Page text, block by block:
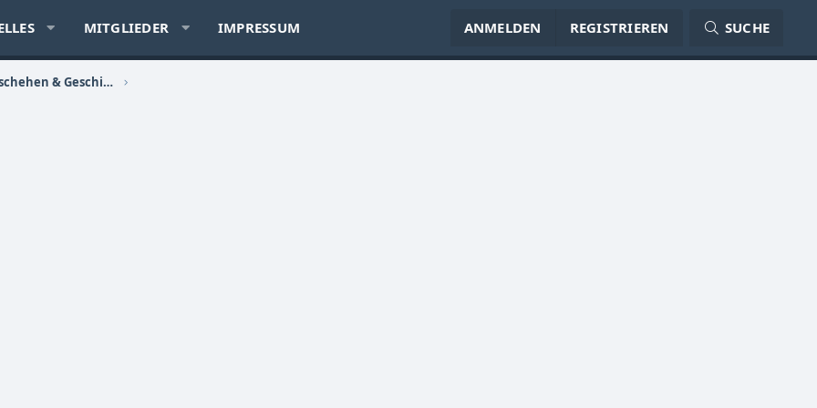
MITGLIEDER IMPRESSUM ANMELDEN REGISTRIEREN SUCHE
Politik, Sozialkritik, Zeitgeschehen & Geschichte